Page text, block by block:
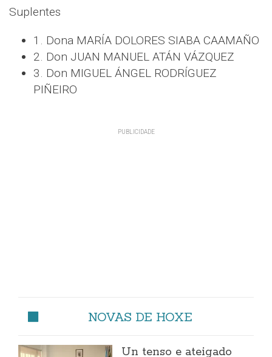
Suplentes
1. Dona MARÍA DOLORES SIABA CAAMAÑO
2. Don JUAN MANUEL ATÁN VÁZQUEZ
3. Don MIGUEL ÁNGEL RODRÍGUEZ
PIÑEIRO
NOVAS DE HOXE
Un tenso e ateigado